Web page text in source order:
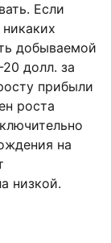
Если
добываемой
долл. за
прибыли
роста
на
низкой.